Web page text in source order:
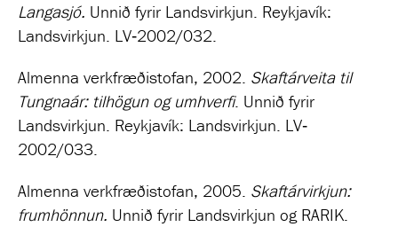
Langasjó. Unnið fyrir Landsvirkjun. Reykjavík:
Landsvirkjun. LV‐2002/032.
Almenna verkfræðistofan, 2002. Skaftárveita til
Tungnaár: tilhögun og umhverfi. Unnið fyrir
Landsvirkjun. Reykjavík: Landsvirkjun. LV‐
2002/033.
Almenna verkfræðistofan, 2005. Skaftárvirkjun:
frumhönnun. Unnið fyrir Landsvirkjun og RARIK.